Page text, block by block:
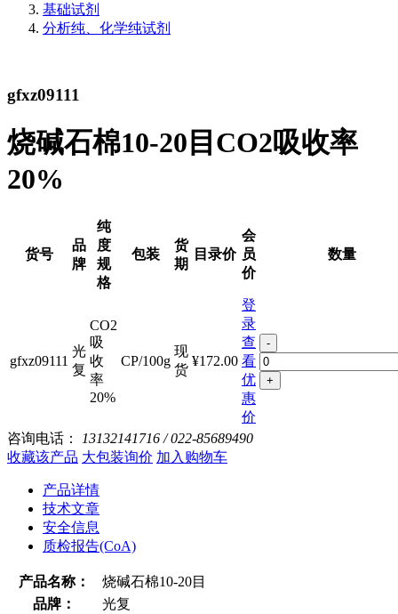
基础试剂
分析纯、化学纯试剂
gfxz09111
烧碱石棉10-20目CO2吸收率
20%
货号
品
牌
纯
度
规
格
包装
货
期
目录价
会
员
价
数量
gfxz09111
光
复
CO2
吸
收
率
20%
CP/100g
现
货
¥172.00
登
录
查
看
优
惠
价
-
+
咨询电话：
13132141716 / 022-85689490
收藏该产品 大包装询价 加入购物车
产品详情
技术文章
安全信息
质检报告(CoA)
产品名称：
烧碱石棉10-20目
品牌：
光复